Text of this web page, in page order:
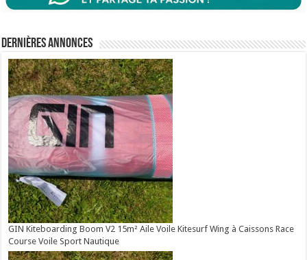
Dernières annonces
GIN Kiteboarding Boom V2 15m² Aile Voile Kitesurf Wing à Caissons Race
Course Voile Sport Nautique